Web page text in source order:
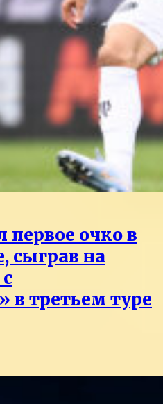
первое очко в
сыграв на
в третьем туре